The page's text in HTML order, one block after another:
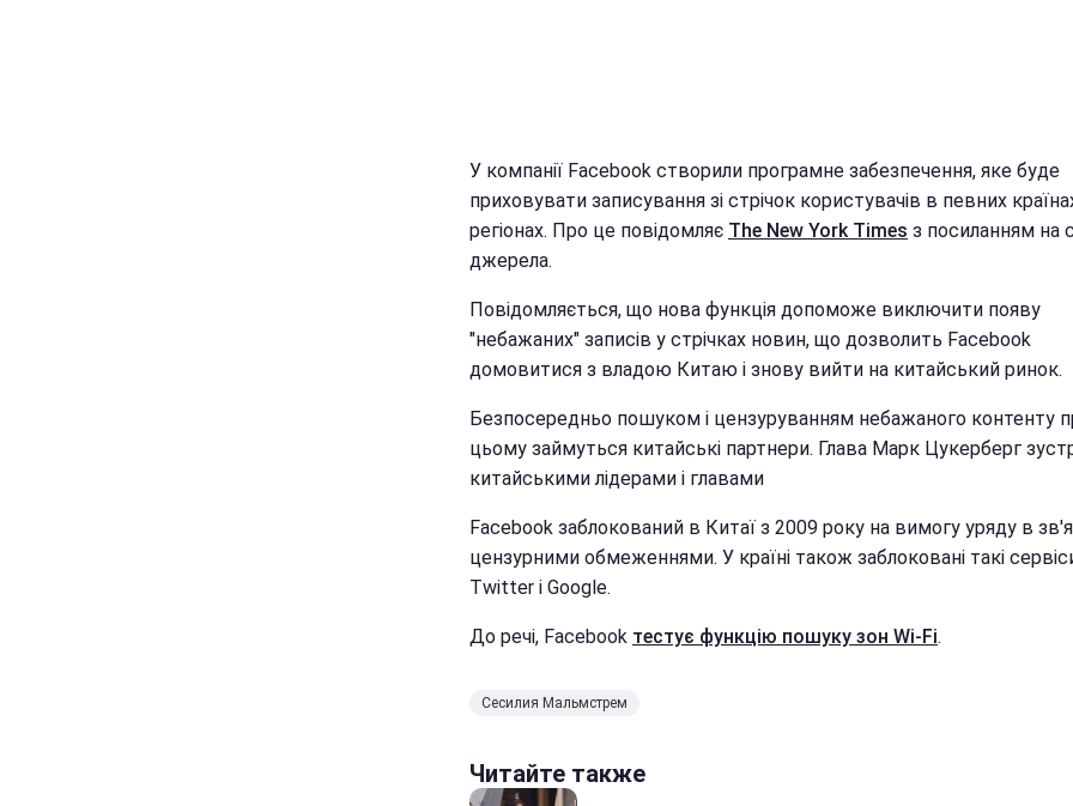
У компанії Facebook створили програмне забезпечення, яке буде
приховувати записування зі стрічок користувачів в певних
регіонах. Про це повідомляє The New York Times з посиланням на
джерела.
Повідомляється, що нова функція допоможе виключити появу
"небажаних" записів у стрічках новин, що дозволить Facebook
домовитися з владою Китаю і знову вийти на китайський ринок.
Безпосередньо пошуком і цензуруванням небажаного контенту
цьому займуться китайські партнери. Глава Марк Цукерберг
китайськими лідерами і главами
Facebook заблокований в Китаї з 2009 року на вимогу уряду в
цензурними обмеженнями. У країні також заблоковані такі
Twitter і Google.
До речі, Facebook тестує функцію пошуку зон Wi-Fi.
Сесилия Мальмстрем
Читайте также